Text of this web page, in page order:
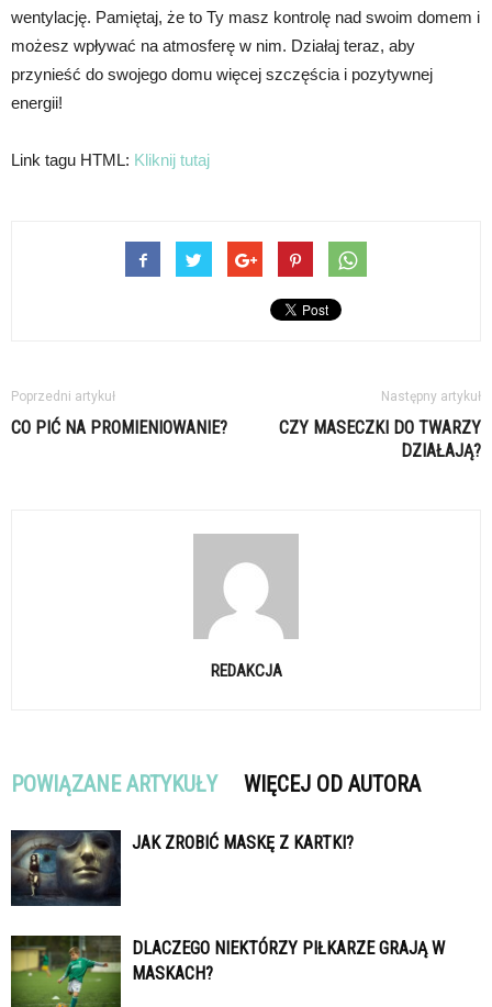
wentylację. Pamiętaj, że to Ty masz kontrolę nad swoim domem i
możesz wpływać na atmosferę w nim. Działaj teraz, aby
przynieść do swojego domu więcej szczęścia i pozytywnej
energii!
Link tagu HTML: Kliknij tutaj
Poprzedni artykuł
CO PIĆ NA PROMIENIOWANIE?
Następny artykuł
CZY MASECZKI DO TWARZY
DZIAŁAJĄ?
REDAKCJA
POWIĄZANE ARTYKUŁY WIĘCEJ OD AUTORA
JAK ZROBIĆ MASKĘ Z KARTKI?
DLACZEGO NIEKTÓRZY PIŁKARZE GRAJĄ W
MASKACH?